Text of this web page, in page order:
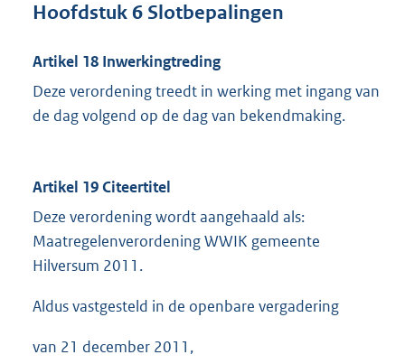
Hoofdstuk 6 Slotbepalingen
Artikel 18 Inwerkingtreding
Deze verordening treedt in werking met ingang van
de dag volgend op de dag van bekendmaking.
Artikel 19 Citeertitel
Deze verordening wordt aangehaald als:
Maatregelenverordening WWIK gemeente
Hilversum 2011.
Aldus vastgesteld in de openbare vergadering
van 21 december 2011,